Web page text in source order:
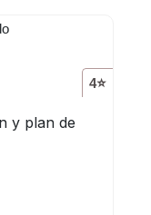
4⭐
y plan de